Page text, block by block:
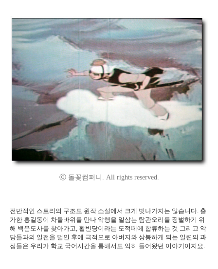
ⓒ 돌꽃컴퍼니. All rights reserved.
전반적인 스토리의 구조도 원작 소설에서 크게 빗나가지는 않습니다. 출
가한 홍길동이 차돌바위를 만나 악행을 일삼는 탐관오리를 징벌하기 위
해 백운도사를 찾아가고, 활빈당이라는 도적떼에 합류하는 것 그리고 악
당들과의 일전을 벌인 후에 극적으로 아버지와 상봉하게 되는 일련의 과
정들은 우리가 학교 국어시간을 통해서도 익히 들어왔던 이야기이지요.